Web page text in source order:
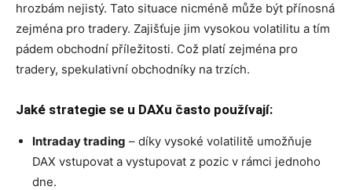
hrozbám nejistý. Tato situace nicméně může být přínosná
zejména pro tradery. Zajišťuje jim vysokou volatilitu a tím
pádem obchodní příležitosti. Což platí zejména pro
tradery, spekulativní obchodníky na trzích.
Jaké strategie se u DAXu často používají:
Intraday trading – díky vysoké volatilitě umožňuje
DAX vstupovat a vystupovat z pozic v rámci jednoho
dne.